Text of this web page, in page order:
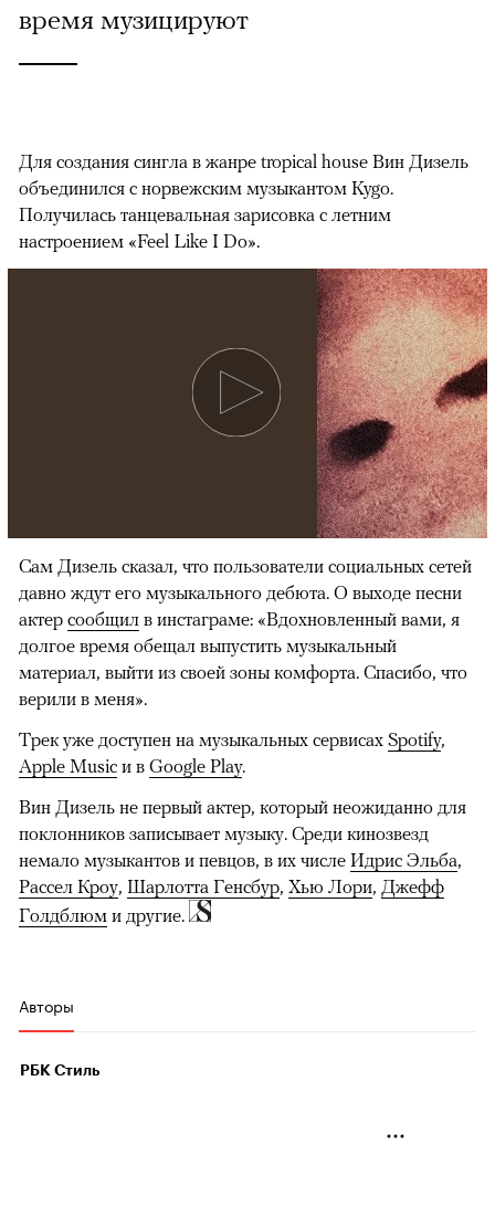
время музицируют
Для создания сингла в жанре tropical house Вин Дизель
объединился с норвежским музыкантом Kygo.
Получилась танцевальная зарисовка с летним
настроением «Feel Like I Do».
Сам Дизель сказал, что пользователи социальных сетей
давно ждут его музыкального дебюта. О выходе песни
актер сообщил в инстаграме: «Вдохновленный вами, я
долгое время обещал выпустить музыкальный
материал, выйти из своей зоны комфорта. Спасибо, что
верили в меня».
Трек уже доступен на музыкальных сервисах Spotify,
Apple Music и в Google Play.
Вин Дизель не первый актер, который неожиданно для
поклонников записывает музыку. Среди кинозвезд
немало музыкантов и певцов, в их числе Идрис Эльба,
Рассел Кроу, Шарлотта Генсбур, Хью Лори, Джефф
Голдблюм и другие.
Авторы
РБК Стиль